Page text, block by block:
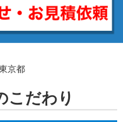
京都
こだわり